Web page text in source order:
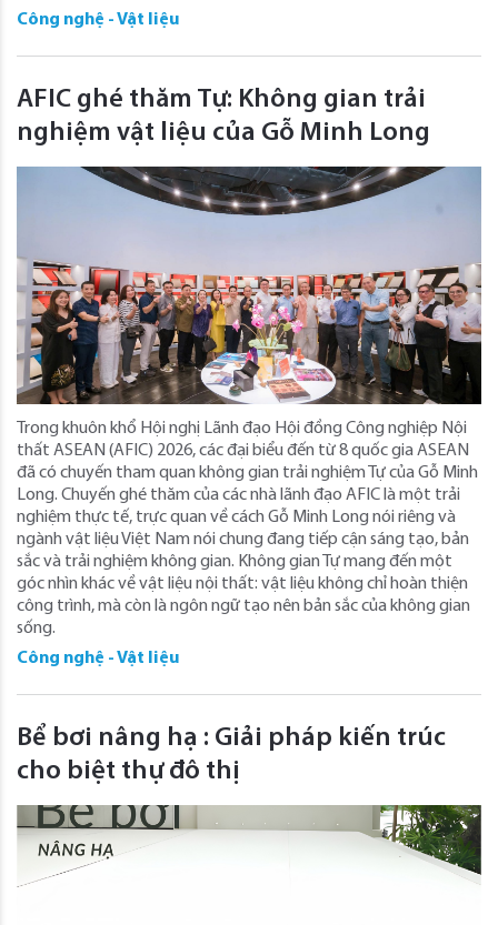
Công nghệ - Vật liệu
AFIC ghé thăm Tự: Không gian trải
nghiệm vật liệu của Gỗ Minh Long
Trong khuôn khổ Hội nghị Lãnh đạo Hội đồng Công nghiệp Nội
thất ASEAN (AFIC) 2026, các đại biểu đến từ 8 quốc gia ASEAN
đã có chuyến tham quan không gian trải nghiệm Tự của Gỗ Minh
Long. Chuyến ghé thăm của các nhà lãnh đạo AFIC là một trải
nghiệm thực tế, trực quan về cách Gỗ Minh Long nói riêng và
ngành vật liệu Việt Nam nói chung đang tiếp cận sáng tạo, bản
sắc và trải nghiệm không gian. Không gian Tự mang đến một
góc nhìn khác về vật liệu nội thất: vật liệu không chỉ hoàn thiện
công trình, mà còn là ngôn ngữ tạo nên bản sắc của không gian
sống.
Công nghệ - Vật liệu
Bể bơi nâng hạ : Giải pháp kiến trúc
cho biệt thự đô thị